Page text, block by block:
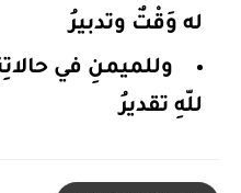
له وَقْتٌ وتدبيرُ
وللميمنِ في
للّهِ تقديرُ